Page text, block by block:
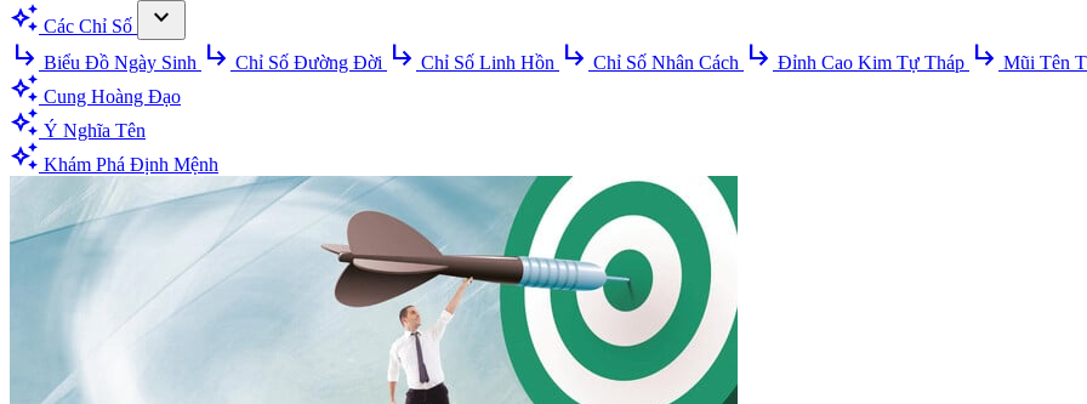
auto_awesome Các Chỉ Số
expand_more
subdirectory_arrow_right Biểu Đồ Ngày Sinh subdirectory_arrow_right Chỉ Số Đường Đời subdirectory_arrow_right Chỉ Số Linh Hồn subdirectory_arrow_right Chỉ Số Nhân Cách subdirectory_arrow_right Đỉnh Cao Kim Tự Tháp subdirectory_arrow_right Mũi Tên
auto_awesome Cung Hoàng Đạo
auto_awesome Ý Nghĩa Tên
auto_awesome Khám Phá Định Mệnh